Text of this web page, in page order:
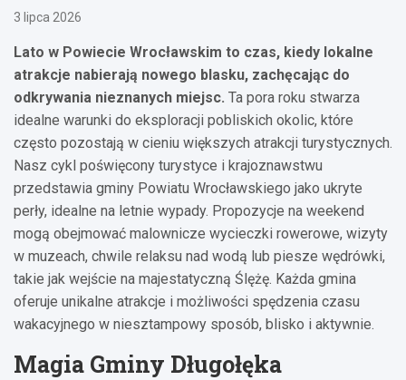
3 lipca 2026
Lato w Powiecie Wrocławskim to czas, kiedy lokalne
atrakcje nabierają nowego blasku, zachęcając do
odkrywania nieznanych miejsc. Ta pora roku stwarza
idealne warunki do eksploracji pobliskich okolic, które
często pozostają w cieniu większych atrakcji turystycznych.
Nasz cykl poświęcony turystyce i krajoznawstwu
przedstawia gminy Powiatu Wrocławskiego jako ukryte
perły, idealne na letnie wypady. Propozycje na weekend
mogą obejmować malownicze wycieczki rowerowe, wizyty
w muzeach, chwile relaksu nad wodą lub piesze wędrówki,
takie jak wejście na majestatyczną Ślężę. Każda gmina
oferuje unikalne atrakcje i możliwości spędzenia czasu
wakacyjnego w niesztampowy sposób, blisko i aktywnie.
Magia Gminy Długołęka